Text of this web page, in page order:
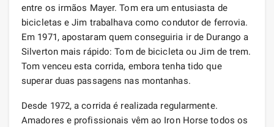
entre os irmãos Mayer. Tom era um entusiasta de
bicicletas e Jim trabalhava como condutor de ferrovia.
Em 1971, apostaram quem conseguiria ir de Durango a
Silverton mais rápido: Tom de bicicleta ou Jim de trem.
Tom venceu esta corrida, embora tenha tido que
superar duas passagens nas montanhas.
Desde 1972, a corrida é realizada regularmente.
Amadores e profissionais vêm ao Iron Horse todos os